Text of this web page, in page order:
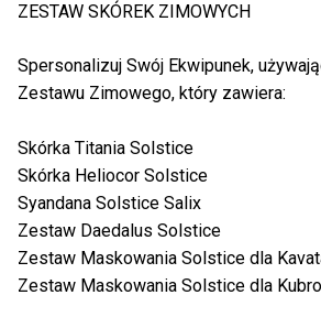
ZESTAW SKÓREK ZIMOWYCH
Spersonalizuj Swój Ekwipunek,
Zestawu Zimowego, który zawiera:
Skórka Titania Solstice
Skórka Heliocor Solstice
Syandana Solstice Salix
Zestaw Daedalus Solstice
Zestaw Maskowania Solstice dla
Zestaw Maskowania Solstice dla